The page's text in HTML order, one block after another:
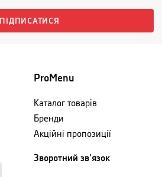
ПІДПИСАТИСЯ
ProMenu
Каталог товарів
Бренди
Акційні пропозиції
Зворотний зв'язок